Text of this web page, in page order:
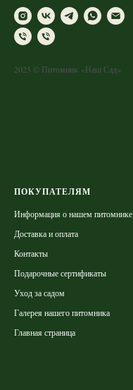
2025 © Питомник «Наш Сад»
ПОКУПАТЕЛЯМ
Информация о нашем питомнике
Доставка и оплата
Контакты
Подарочные сертификаты
Уход за садом
Галерея нашего питомника
Главная страница